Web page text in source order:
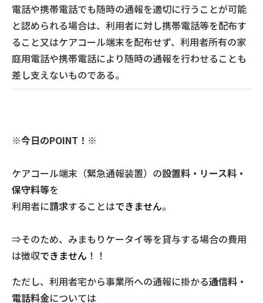
電話や携帯電話でも随時の通報を適切に行うことが可能
と認められる場合は、利用者に対し携帯電話等を配布す
ること又はケアコール端末を配布せず、利用者所有の家
庭用電話や携帯電話により随時の通報を行わせることも
差し支えないものである。
※今日のPOINT！※
ケアコール端末（緊急通報装置）の設置料・リース料・
保守料等を
利用者に請求することはできません。
⇒そのため、みまもりケータイ等を貸与する場合の費用
は徴収できません ！！
ただし、利用者宅から事業所への通報に掛かる通信料・
電話料金については